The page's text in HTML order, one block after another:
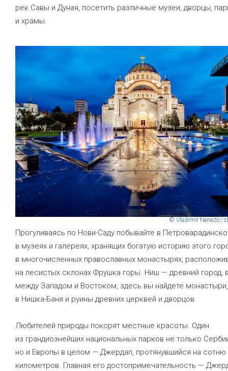
рек Савы и Дуная, посетить различные музеи, дворцы,
и храмы.
© Vladimir Nenezic/
Прогуливаясь по Нови-Саду побывайте в
в музеях и галереях, хранящих богатую историю этого
в многочисленных православных монастырях,
на лесистых склонах Фрушка горы. Ниш — древний город,
между Западом и Востоком, здесь вы найдете
в Нишка-Баня и руины древних церквей и дворцов.
Любителей природы покорят местные красоты. Один
из грандиознейших национальных парков не только
но и Европы в целом — Джердап, протянувшийся на сотню
километров. Главная его достопримечательность —